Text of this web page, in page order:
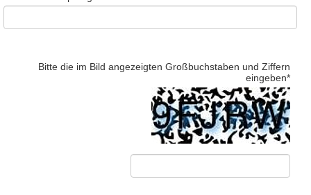
Bitte die im Bild angezeigten Großbuchstaben und Ziffern
eingeben*